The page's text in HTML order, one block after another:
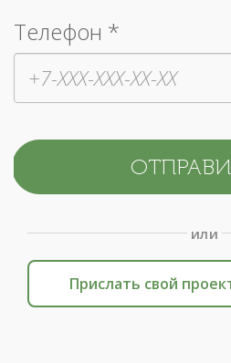
Телефон *
или
Прислать свой